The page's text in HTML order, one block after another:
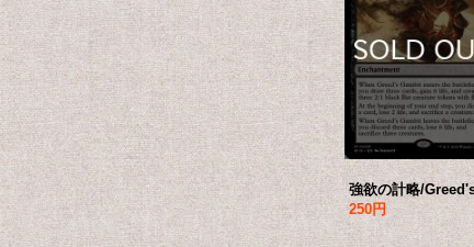
250円